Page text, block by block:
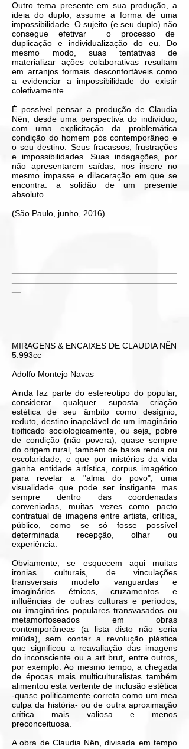
Outro tema presente em sua produção, a
ideia do duplo, assume a forma de uma
impossibilidade. O sujeito (e seu duplo) não
consegue efetivar o processo de
duplicação e individualização do eu. Do
mesmo modo, suas tentativas de
materializar ações colaborativas resultam
em arranjos formais desconfortáveis como
a evidenciar a impossibilidade do existir
coletivamente.
É possível pensar a produção de Claudia
Nên, desde uma perspectiva do indivíduo,
com uma explicitação da problemática
condição do homem pós contemporâneo e
o seu destino. Seus fracassos, frustrações
e impossibilidades. Suas indagações, por
não apresentarem saídas, nos insere no
mesmo impasse e dilaceração em que se
encontra: a solidão de um presente
absoluto.
(São Paulo, junho, 2016)
MIRAGENS & ENCAIXES DE CLAUDIA NÊN
5.993cc
Adolfo Montejo Navas
Ainda faz parte do estereotipo do popular,
considerar qualquer suposta criação
estética de seu âmbito como desígnio,
reduto, destino inapelável de um imaginário
tipificado sociologicamente, ou seja, pobre
de condição (não povera), quase sempre
do origem rural, também de baixa renda ou
escolaridade, e que por mistérios da vida
ganha entidade artística, corpus imagético
para revelar a "alma do povo", uma
visualidade que pode ser instigante mas
sempre dentro das coordenadas
conveniadas, muitas vezes como pacto
contratual de imagens entre artista, crítica,
público, como se só fosse possível
determinada recepção, olhar ou
experiência.
Obviamente, se esquecem aqui muitas
ironias culturais, de vinculações
transversais modelo vanguardas e
imaginários étnicos, cruzamentos e
influências de outras culturas e períodos,
ou imaginários populares transvasados ou
metamorfoseados em obras
contemporâneas (a lista disto não seria
miúda), sem contar a revolução plástica
que significou a reavaliação das imagens
do inconsciente ou a art brut, entre outros,
por exemplo. Ao mesmo tempo, a chegada
de épocas mais multiculturalistas também
alimentou esta vertente de inclusão estética
-quase politicamente correta como um mea
culpa da história- ou de outra aproximação
crítica mais valiosa e menos
preconceituosa.
A obra de Claudia Nên, divisada em tempo